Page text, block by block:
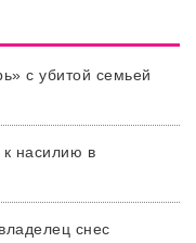
с убитой семьей
насилию в
снес